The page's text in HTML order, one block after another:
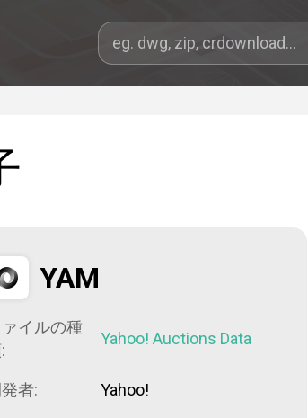
YAM
イルの種
Yahoo! Auctions Data
者: Yahoo!